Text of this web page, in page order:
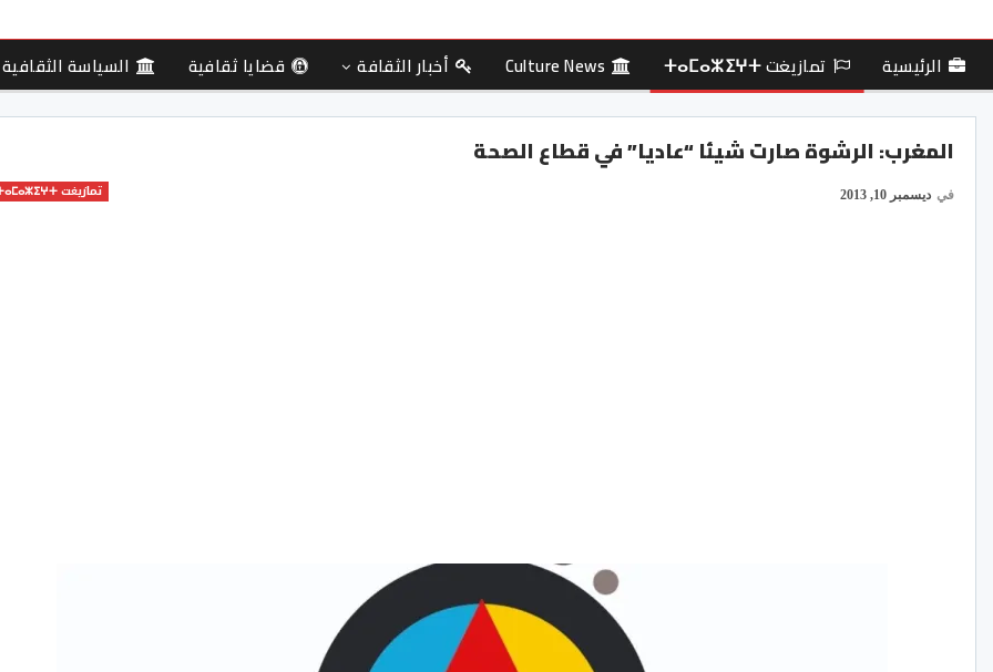
الرئيسية تمازيغت ⵜⴰⵎⴰⵣⵉⵖⵜ Culture News أخبار الثقافة قضايا ثقافية السياسة الثقافية
المغرب: الرشوة صارت شيئا “عاديا” في قطاع الصحة
تمازيغت ⵜⴰⵎⴰⵣⵉⵖⵜ في ديسمبر 10, 2013